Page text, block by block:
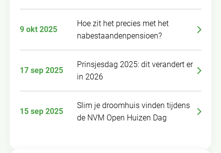
9 okt 2025
Hoe zit het precies met het
nabestaandenpensioen?
17 sep 2025
Prinsjesdag 2025: dit verandert er
in 2026
15 sep 2025
Slim je droomhuis vinden tijdens
de NVM Open Huizen Dag